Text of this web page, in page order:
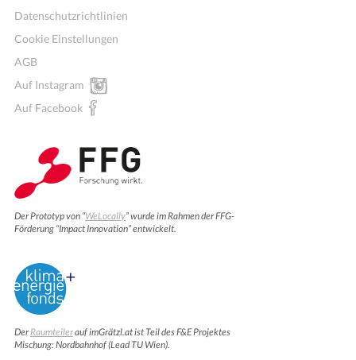
Datenschutzrichtlinien
Cookie Einstellungen
AGB
Auf Instagram
Auf Facebook
Der Prototyp von “WeLocally” wurde im Rahmen der FFG-
Förderung “Impact Innovation” entwickelt.
DerRaumteilerauf imGrätzl.at ist Teil des F&E Projektes
Mischung: Nordbahnhof (Lead TU Wien).